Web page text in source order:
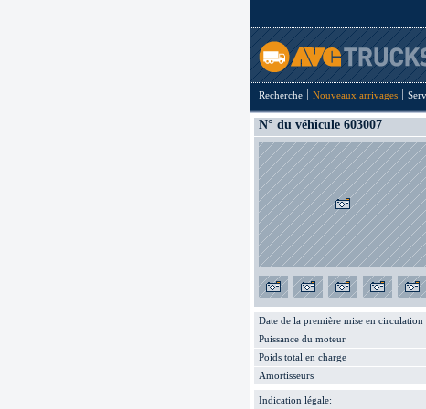
Recherche Nouveaux arrivages
N° du véhicule 603007
Date de la première mise en circulation
Puissance du moteur
Poids total en charge
Amortisseurs
Indication légale: